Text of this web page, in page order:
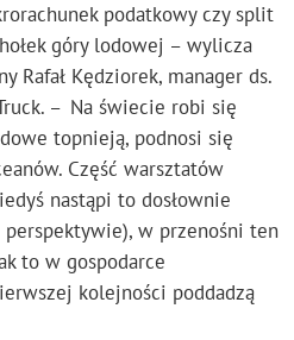
podatkowy czy split
góry lodowej – wylicza
Rafał Kędziorek, manager ds.
– Na świecie robi się
topnieją, podnosi się
Część warsztatów
nastąpi to dosłownie
w przenośni ten
to w gospodarce
kolejności poddadzą